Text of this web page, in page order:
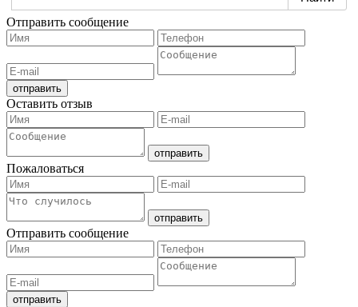
Отправить сообщение
Оставить отзыв
Пожаловаться
Отправить сообщение